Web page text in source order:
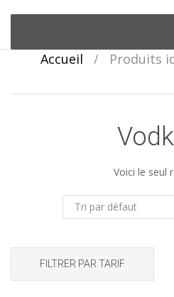
contentAccueil / Produits
Voici le seul
FILTRER PAR TARIF